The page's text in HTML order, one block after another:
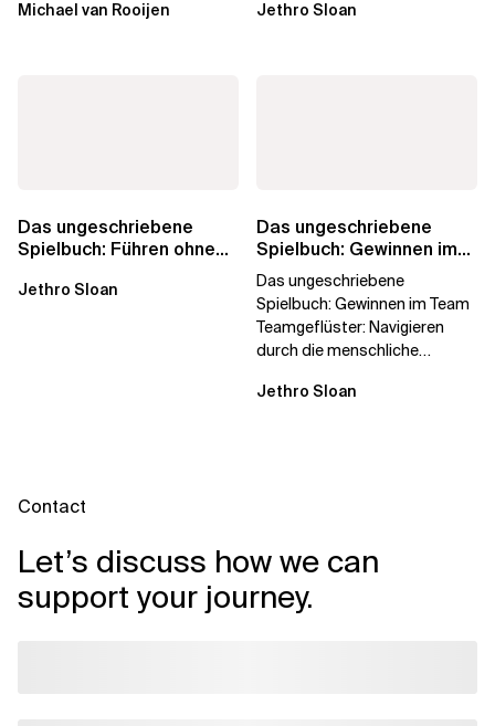
Michael van Rooijen Jethro Sloan
Das ungeschriebene
Spielbuch: Führen ohne
Jethro Sloan
Das ungeschriebene
Spielbuch: Gewinnen im
Team
Das ungeschriebene
Spielbuch: Gewinnen im Team
Teamgeflüster: Navigieren
durch die menschliche
vorbereitet hat „Wir...
Jethro Sloan
Contact
Let’s discuss how we can
support your journey.